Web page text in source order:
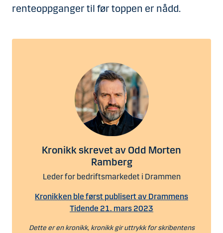
renteoppganger til før toppen er nådd.
Kronikk skrevet av Odd Morten
Ramberg
Leder for bedriftsmarkedet i Drammen
Kronikken ble først publisert av Drammens
Tidende 21. mars 2023
Dette er en kronikk, kronikk gir uttrykk for skribentens